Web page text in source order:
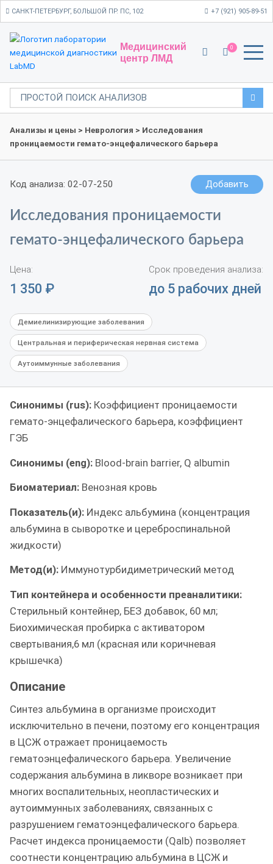
САНКТ-ПЕТЕРБУРГ, БОЛЬШОЙ ПР. ПС, 102 +7 (921) 905-89-51
Медицинский
центр ЛМД
0
Анализы и цены > Неврология > Исследования
проницаемости гемато-энцефалического барьера
Код анализа: 02-07-250 Добавить
Исследования проницаемости
гемато-энцефалического барьера
Цена:
1 350 ₽
Срок проведения анализа:
до 5 рабочих дней
Демиелинизирующие заболевания
Центральная и периферическая нервная система
Аутоиммунные заболевания
Синонимы (rus): Коэффициент проницаемости
гемато-энцефалического барьера, коэффициент
ГЭБ
Синонимы (eng): Blood-brain barrier, Q albumin
Биоматериал: Венозная кровь
Показатель(и): Индекс альбумина (концентрация
альбумина в сыворотке и цереброспинальной
жидкости)
Метод(и): Иммунотурбидиметрический метод
Тип контейнера и особенности преаналитики:
Стерильный контейнер, БЕЗ добавок, 60 мл;
Биохимическая пробирка с активатором
свертывания,6 мл (красная или коричневая
крышечка)
Описание
Синтез альбумина в организме происходит
исключительно в печени, поэтому его концентрация
в ЦСЖ отражает проницаемость
гематоэнцефалического барьера. Увеличение
содержания альбумина в ликворе возникает при
многих воспалительных, неопластических и
аутоиммунных заболеваниях, связанных с
разрушением гематоэнцефалического барьера.
Расчет индекса проницаемости (Qalb) позволяет
соотнести концентрацию альбумина в ЦСЖ и